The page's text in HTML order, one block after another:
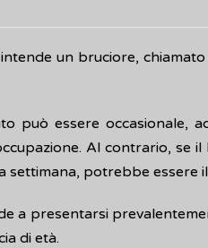
un bruciore, chiamato
può essere occasionale,
Al contrario, se
settimana, potrebbe essere
a presentarsi
di età.